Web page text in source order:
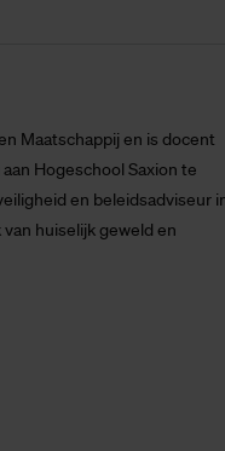
Maatschappij en is docent
Hogeschool Saxion te
en beleidsadviseur
huiselijk geweld en